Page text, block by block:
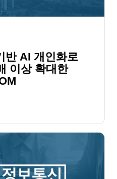
반 AI 개인화로
이상 확대한